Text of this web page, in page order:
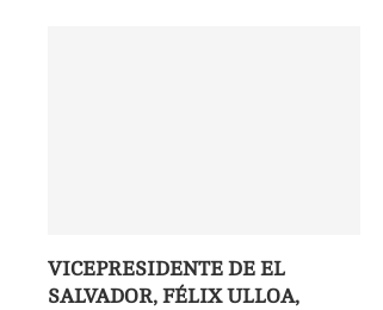
VICEPRESIDENTE DE EL
SALVADOR, FÉLIX ULLOA,